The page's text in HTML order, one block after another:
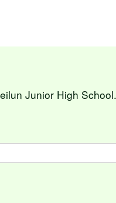
Junior High